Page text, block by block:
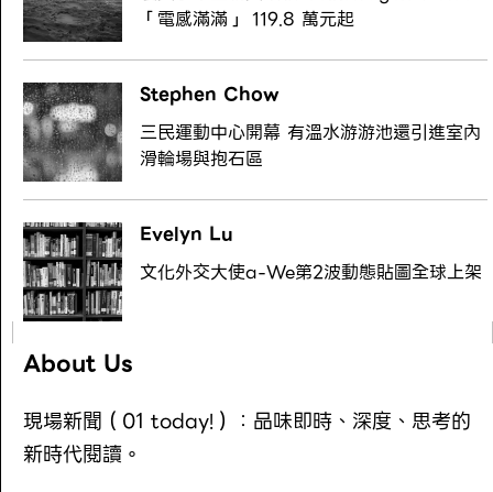
「電感滿滿」 119.8 萬元起
Stephen Chow
三民運動中心開幕 有溫水游游池還引進室內
滑輪場與抱石區
Evelyn Lu
文化外交大使a-We第2波動態貼圖全球上架
About Us
現場新聞（01 today!）：品味即時、深度、思考的
新時代閱讀。